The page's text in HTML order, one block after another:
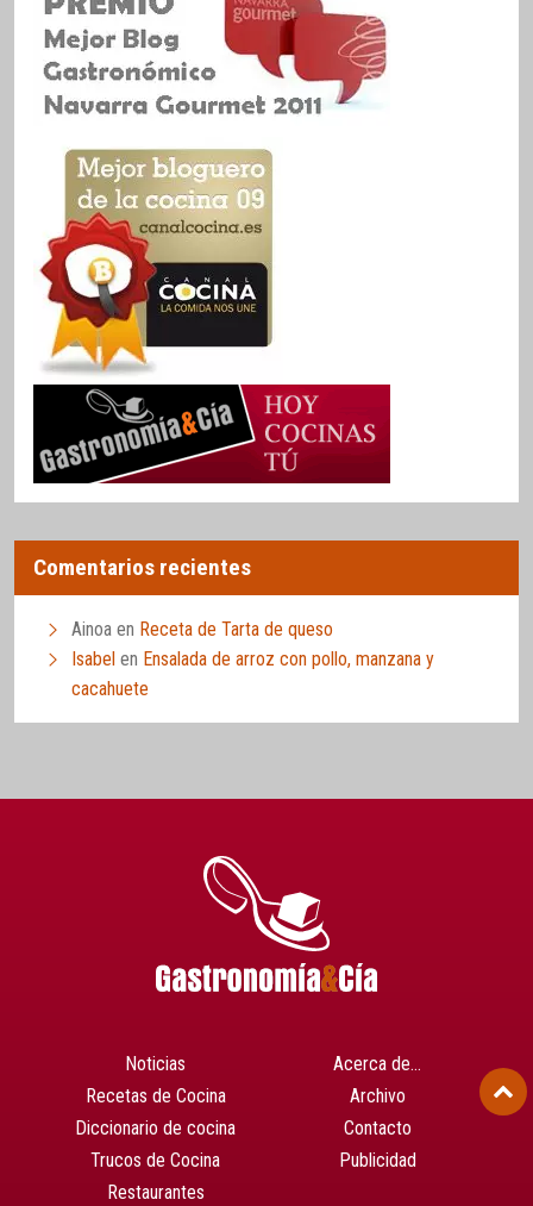
Comentarios recientes
Ainoa en Receta de Tarta de queso
Isabel en Ensalada de arroz con pollo, manzana y
cacahuete
Noticias
Recetas de Cocina
Diccionario de cocina
Trucos de Cocina
Restaurantes
Acerca de…
Archivo
Contacto
Publicidad